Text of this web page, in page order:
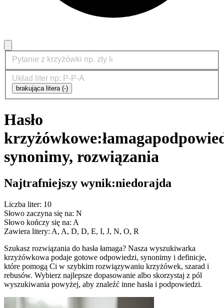
brakująca litera (-)
Hasło
krzyżówkowe:łamaga
synonimy, rozwiązania
Najtrafniejszy wynik:niedorajda
Liczba liter: 10
Słowo zaczyna się na: N
Słowo kończy się na: A
Zawiera litery: A, A, D, D, E, I, J, N, O, R
Szukasz rozwiązania do hasła łamaga? Nasza wyszukiwarka
krzyżówkowa podaje gotowe odpowiedzi, synonimy i definicje,
które pomogą Ci w szybkim rozwiązywaniu krzyżówek, szarad i
rebusów. Wybierz najlepsze dopasowanie albo skorzystaj z pól
wyszukiwania powyżej, aby znaleźć inne hasła i podpowiedzi.